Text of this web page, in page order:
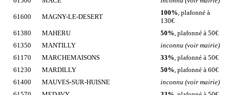
61600 MAGNY-LE-DESERT
100% , plafonné à
130€
61380
MAHERU 50% , plafonné à 50€
61350
MANTILLY
inconnu (voir mairie)
61170
MARCHEMAISONS 33% , plafonné à 50€
61230
MARDILLY 50% , plafonné à 60€
61400
MAUVES-SUR-HUISNE
inconnu (voir mairie)